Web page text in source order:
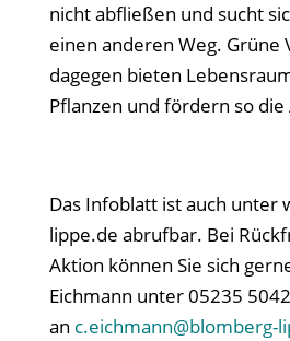
nicht abfließen und sucht
einen anderen Weg. Grüne
dagegen bieten
Pflanzen und fördern so
Das Infoblatt ist auch unter
lippe.de abrufbar. Bei
Aktion können Sie sich
Eichmann unter 05235
an c.eichmann@blomberg-